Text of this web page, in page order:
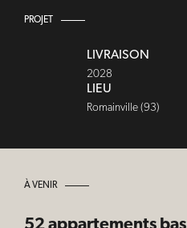
À VENIR
PROJET
LIVRAISON
2028
LIEU
Romainville (93)